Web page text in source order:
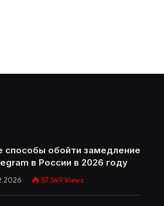
способы обойти замедление
в России в 2026 году
57 549 Views